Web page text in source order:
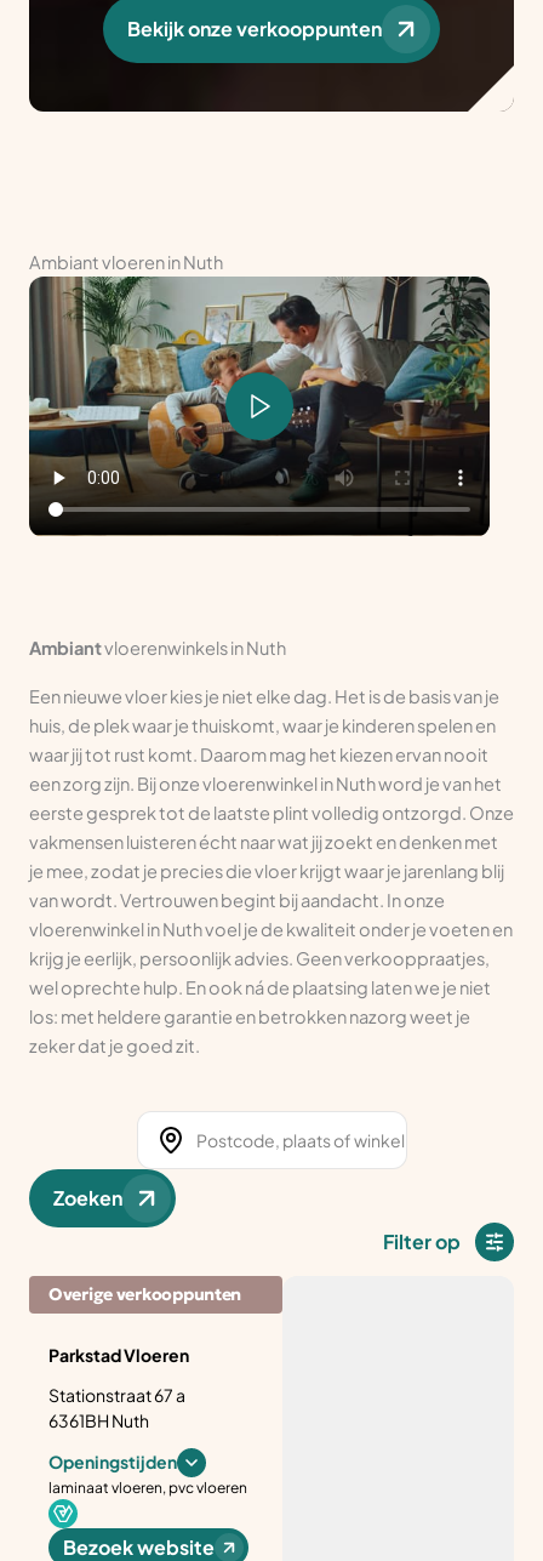
Bekijk onze verkooppunten
Ambiant vloeren in Nuth
Ambiantvloerenwinkels in Nuth
Een nieuwe vloer kies je niet elke dag. Het is de basis van je
huis, de plek waar je thuiskomt, waar je kinderen spelen en
waar jij tot rust komt. Daarom mag het kiezen ervan nooit
een zorg zijn. Bij onze vloerenwinkel in Nuth word je van het
eerste gesprek tot de laatste plint volledig ontzorgd. Onze
vakmensen luisteren écht naar wat jij zoekt en denken met
je mee, zodat je precies die vloer krijgt waar je jarenlang blij
van wordt. Vertrouwen begint bij aandacht. In onze
vloerenwinkel in Nuth voel je de kwaliteit onder je voeten en
krijg je eerlijk, persoonlijk advies. Geen verkooppraatjes,
wel oprechte hulp. En ook ná de plaatsing laten we je niet
los: met heldere garantie en betrokken nazorg weet je
zeker dat je goed zit.
Zoeken
Filter op
Overige verkooppunten
Parkstad Vloeren
Stationstraat 67 a
6361BH Nuth
Openingstijden
laminaat vloeren, pvc vloeren
Bezoek website